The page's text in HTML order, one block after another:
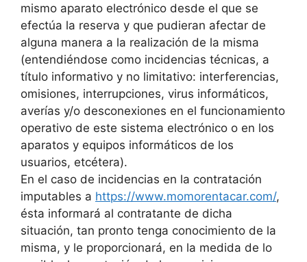
mismo aparato electrónico desde el que se
efectúa la reserva y que pudieran afectar de
alguna manera a la realización de la misma
(entendiéndose como incidencias técnicas, a
título informativo y no limitativo: interferencias,
omisiones, interrupciones, virus informáticos,
averías y/o desconexiones en el funcionamiento
operativo de este sistema electrónico o en los
aparatos y equipos informáticos de los
usuarios, etcétera).
En el caso de incidencias en la contratación
imputables a https://www.momorentacar.com/,
ésta informará al contratante de dicha
situación, tan pronto tenga conocimiento de la
misma, y le proporcionará, en la medida de lo